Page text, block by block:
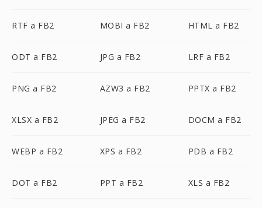
RTF a FB2 MOBI a FB2 HTML a FB2
ODT a FB2 JPG a FB2 LRF a FB2
PNG a FB2 AZW3 a FB2 PPTX a FB2
XLSX a FB2 JPEG a FB2 DOCM a FB2
WEBP a FB2 XPS a FB2 PDB a FB2
DOT a FB2 PPT a FB2 XLS a FB2